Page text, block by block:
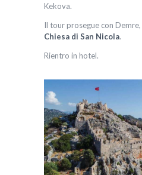
Kekova.
Il tour prosegue con
Chiesa di San Nicola.
Rientro in hotel.